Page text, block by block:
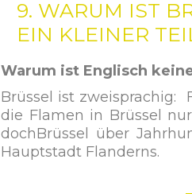
9. WARUM IST
EIN KLEINER
Warum ist Englisch
Brüssel ist zweisprachig:
die Flamen in Brüssel
dochBrüssel über
Hauptstadt Flanderns.